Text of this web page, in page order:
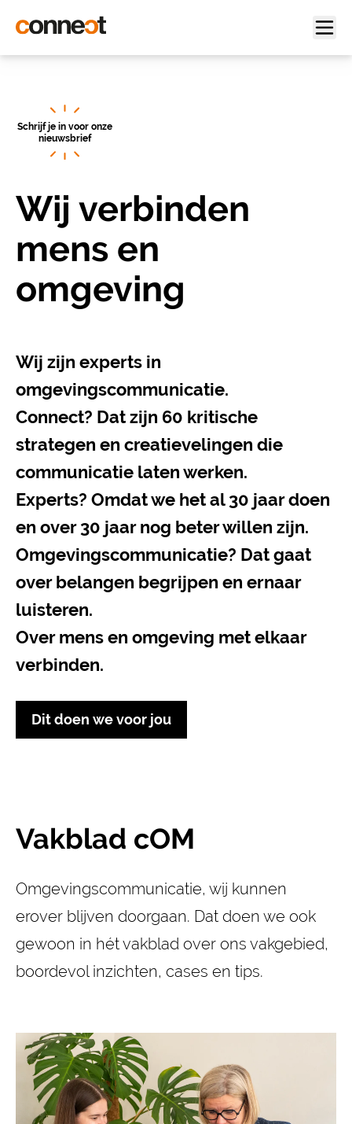
Schrijf je in voor onze
nieuwsbrief
Wij verbinden
mens en
omgeving
Wij zijn experts in
omgevingscommunicatie.
Connect? Dat zijn 60 kritische
strategen en creatievelingen die
communicatie laten werken.
Experts? Omdat we het al 30 jaar doen
en over 30 jaar nog beter willen zijn.
Omgevingscommunicatie? Dat gaat
over belangen begrijpen en ernaar
luisteren.
Over mens en omgeving met elkaar
verbinden.
Dit doen we voor jou
Vakblad cOM
Omgevingscommunicatie, wij kunnen
erover blijven doorgaan. Dat doen we ook
gewoon in hét vakblad over ons vakgebied,
boordevol inzichten, cases en tips.